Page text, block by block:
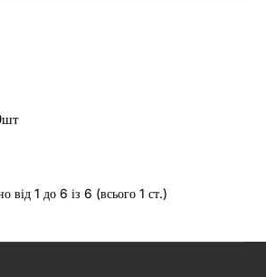
від 1 до 6 із 6 (всього 1 ст.)